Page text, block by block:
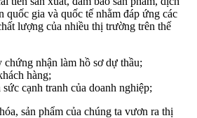
quốc gia và quốc tế nhằm đáp ứng các
lượng của nhiều thị trường trên thế
nhận làm hồ sơ dự thầu;
hàng;
cạnh tranh của doanh nghiệp;
sản phẩm của chúng ta vươn ra thị